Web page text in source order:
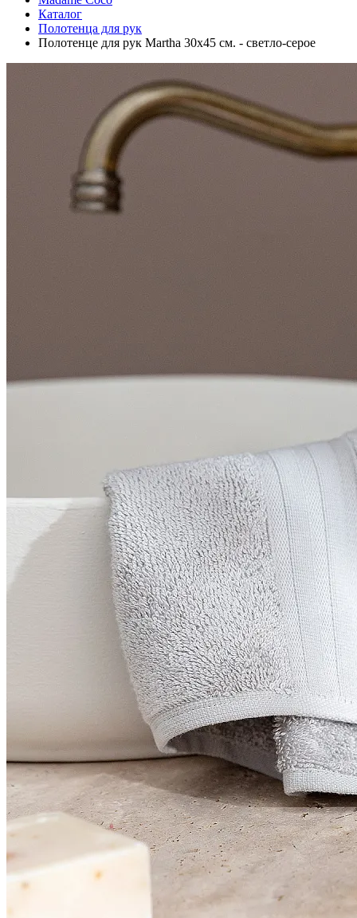
Каталог
Полотенца для рук
Полотенце для рук Martha 30x45 см. - светло-серое